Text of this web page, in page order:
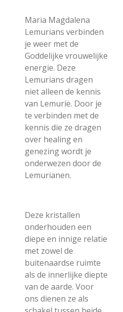
Maria Magdalena
Lemurians verbinden
je weer met de
Goddelijke vrouwelijke
energie. Deze
Lemurians dragen
niet alleen de kennis
van Lemurië. Door je
te verbinden met de
kennis die ze dragen
over healing en
genezing wordt je
onderwezen door de
Lemurianen.
Deze kristallen
onderhouden een
diepe en innige relatie
met zowel de
buitenaardse ruimte
als de innerlijke diepte
van de aarde. Voor
ons dienen ze als